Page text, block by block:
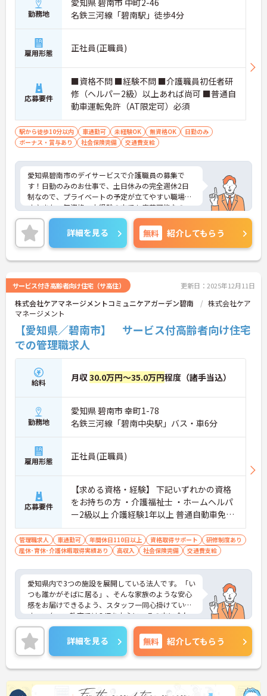
勤務地
名鉄三河線「碧南駅」徒歩4分
雇用形態 正社員(正職員)
応募要件
■資格不問 ■経験不問 ■介護職員初任者研
修（ヘルパー2級）以上あれば尚可 ■普通自
動車運転免許（AT限定可）必須
駅から徒歩10分以内 車通勤可 未経験OK 無資格OK
日勤のみ
ボーナス・賞与あり
社会保険完備 交通費支給
愛知県碧南市のデイサービスで介護職員の募集で
す！日勤のみのお仕事で、土日休みの完全週休2日
制なので、プライベートの予定が立てやすい職場で
す♪また、無資格、未経験の方でも応募可能なの
で、これから介護業界に挑戦したいという方にピッ
タリ◎ご興味のある方は、面接ポイントをお伝えし
ますので、お気軽にご連絡ください。
詳細を見る 無料 紹介してもらう
サービス付き高齢者向け住宅（サ高住） 更新日：2025年12月11日
株式会社ケアマネージメントコミュニケアガーデン碧南
株式会社ケア
マネージメント
【愛知県／碧南市】 サービス付高齢者向け住宅
での管理職求人
給料 月収30.0万円～35.0万円程度（諸手当込）
勤務地
愛知県 碧南市 幸町1-78
名鉄三河線「碧南中央駅」バス・車6分
雇用形態 正社員(正職員)
応募要件
【求める資格・経験】 下記いずれかの資格
をお持ちの方 ・介護福祉士 ・ホームヘルパ
ー2級以上 介護経験1年以上 普通自動車免許
（AT限定可）
管理職求人 車通勤可 年間休日110日以上 資格取得サポート
研修制度あり
産休･育休･介護休暇取得実績あり
高収入 社会保険完備 交通費支給
愛知県内で3つの施設を展開している法人です。「い
つも誰かがそばに居る」、そんな家族のような安心
感をお届けできるよう、スタッフ一同心掛けていま
す。スタッフ教育ではOJTを中心に、その方に合わ
せた研修を実施。資格を取得したばかりの方やブラ
ンクのある方でも安心して働いていけます。また、
キャリアップを目指しやすい社風だということも、
当施設の魅力のひとつ。評価制度により、あなたの
頑張りをしっかりと評価いただけます。ご興味をお
持ちの方には詳細の情報や面接のポイントをお伝え
しますのでお気軽にお問い合わせくださいませ。
詳細を見る 無料 紹介してもらう